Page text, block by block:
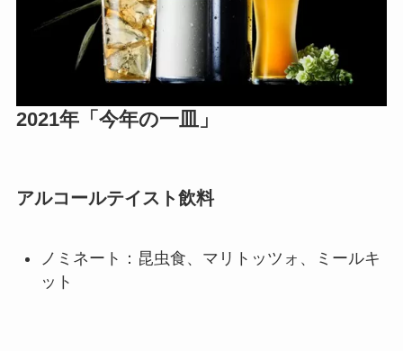
2021年「今年の一皿」
アルコールテイスト飲料
ノミネート：昆虫食、マリトッツォ、ミールキ
ット